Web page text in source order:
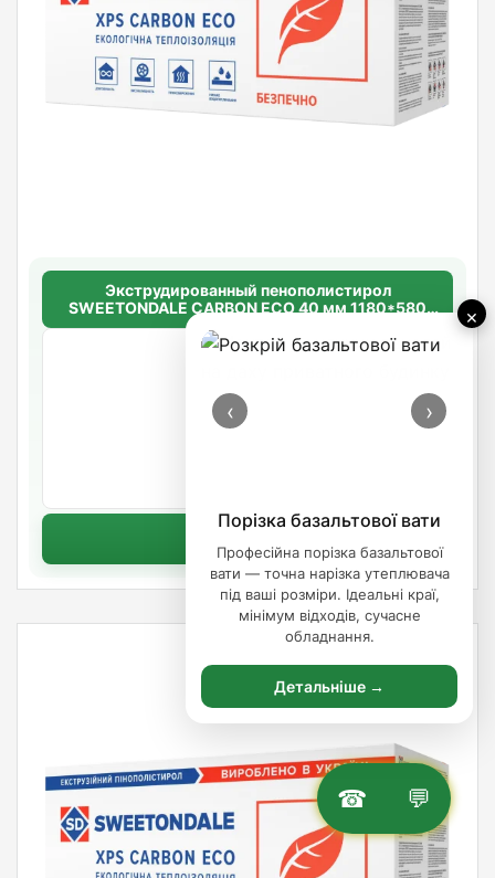
☎ 💬
×
‹ ›
Порізка базальтової вати
Професійна порізка базальтової
вати — точна нарізка утеплювача
під ваші розміри. Ідеальні краї,
мінімум відходів, сучасне
обладнання.
Детальніше →
Экструдированный пенополистирол
SWEETONDALE CARBON ECO 40 мм 1180*580
(6,844м2 в уп.) (10шт/уп.)
лист
313.23
Купить